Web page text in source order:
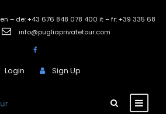
en – de: +43 676 848 078 400 it – fr: +39 335 68
info@pugliaprivatetour.com
Login Sign Up